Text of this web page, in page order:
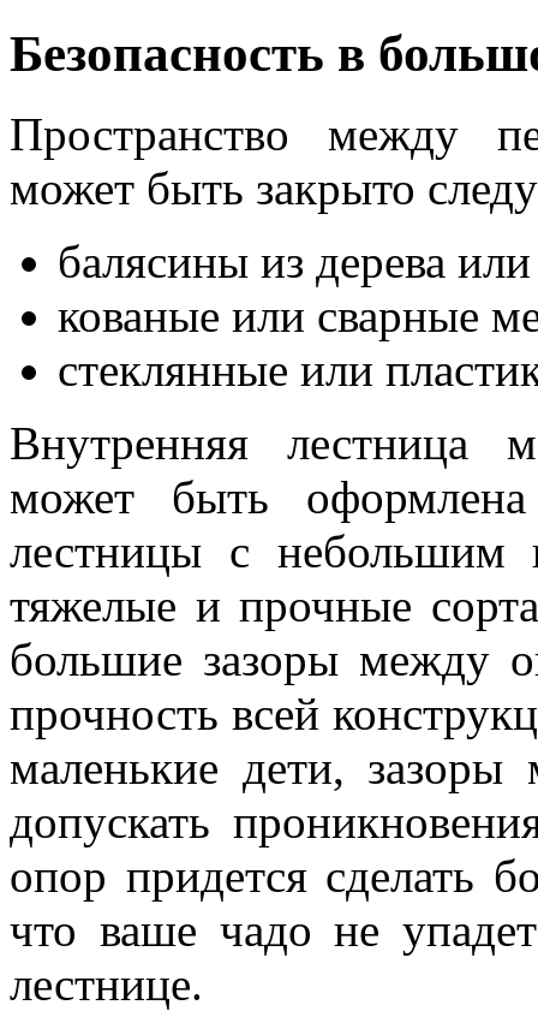
Безопасность в
Пространство между
может быть закрыто
балясины из дерева
кованые или сварные
стеклянные или
Внутренняя лестница
может быть
лестницы с небольшим
тяжелые и прочные
большие зазоры между
прочность всей
маленькие дети,
допускать
опор придется сделать
что ваше чадо не
лестнице.